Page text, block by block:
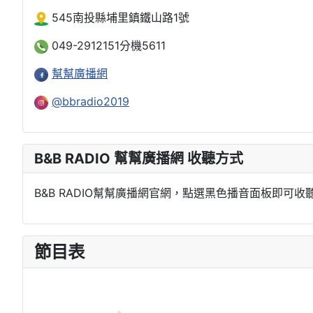
545南投縣埔里鎮鐵山路1號
049-2912151分機5611
幫幫廣播網
@bbradio2019
B&B RADIO 幫幫廣播網 收聽方式
B&B RADIO幫幫廣播網官網，點選黑色播音面板即可收
節目表